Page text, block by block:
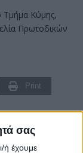
σας
ή έχουμε
Τμήμα Κύμης,
Πρωτοδικών
Print